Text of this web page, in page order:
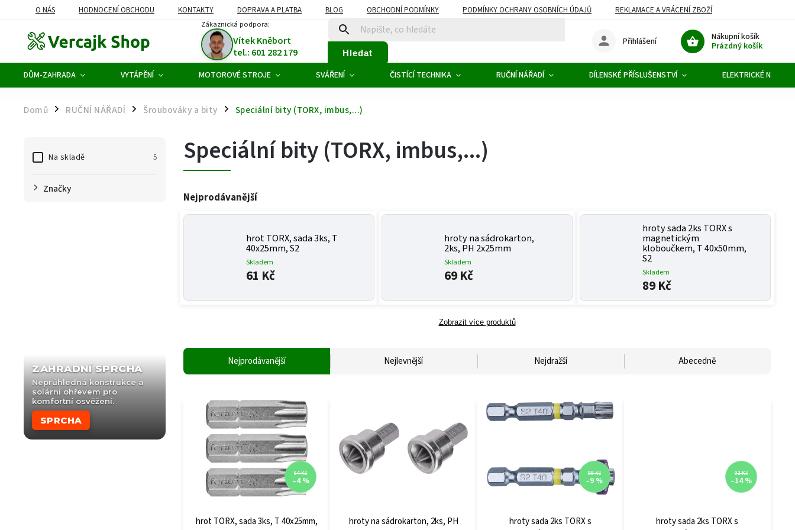
O NÁS HODNOCENÍ OBCHODU KONTAKTY DOPRAVA A PLATBA BLOG OBCHODNÍ PODMÍNKY PODMÍNKY OCHRANY OSOBNÍCH ÚDAJŮ
REKLAMACE A VRÁCENÍ ZBOŽÍ
Zákaznická podpora:
Vítek Kněbort
tel.: 601 282 179
Hledat
Nákupní košík
Prázdný košík
Přihlášení
DŮM-ZAHRADA VYTÁPĚNÍ MOTOROVÉ STROJE SVÁŘENÍ ČISTÍCÍ TECHNIKA RUČNÍ NÁŘADÍ DÍLENSKÉ PŘÍSLUŠENSTVÍ ELEKTRICKÉ NÁŘADÍ
Domů / RUČNÍ NÁŘADÍ / Šroubováky a bity / Speciální bity (TORX, imbus,...)
Na skladě 5
Značky
ZAHRADNÍ SPRCHA
Neprůhledná konstrukce a
solární ohřevem pro
komfortní osvěžení.
SPRCHA
Speciální bity (TORX, imbus,...)
Nejprodávanější
hrot TORX, sada 3ks, T
40x25mm, S2
Skladem
61 Kč
hroty na sádrokarton,
2ks, PH 2x25mm
Skladem
69 Kč
hroty sada 2ks TORX s
magnetickým
kloboučkem, T 40x50mm,
S2
Skladem
89 Kč
Zobrazit více produktů
Nejprodávanější Nejlevnější Nejdražší Abecedně
64 Kč
–4 %
hrot TORX, sada 3ks, T 40x25mm,
hroty na sádrokarton, 2ks, PH
98 Kč
–9 %
hroty sada 2ks TORX s
92 Kč
–14 %
hroty sada 2ks TORX s